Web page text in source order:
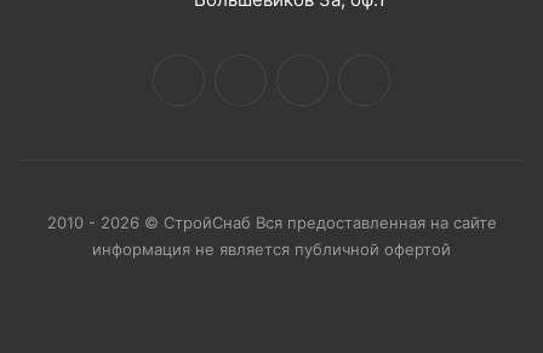
2010 - 2026 © СтройСнаб Вся предоставленная на сайте
информация не является публичной офертой